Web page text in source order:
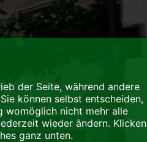
der Seite, während andere
können selbst entscheiden,
womöglich nicht mehr alle
wieder ändern. Klicken
ganz unten.